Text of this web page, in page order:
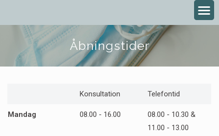
Åbningstider
Konsultation Telefontid
Mandag 08.00 - 16.00
08.00 - 10.30 &
11.00 - 13.00